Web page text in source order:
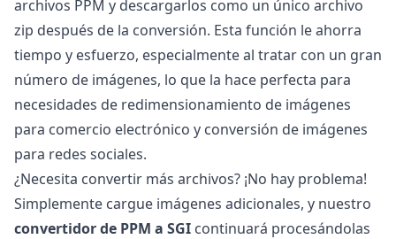
archivos PPM y descargarlos como un único archivo
zip después de la conversión. Esta función le ahorra
tiempo y esfuerzo, especialmente al tratar con un gran
número de imágenes, lo que la hace perfecta para
necesidades de redimensionamiento de imágenes
para comercio electrónico y conversión de imágenes
para redes sociales.
¿Necesita convertir más archivos? ¡No hay problema!
Simplemente cargue imágenes adicionales, y nuestro
convertidor de PPM a SGI continuará procesándolas